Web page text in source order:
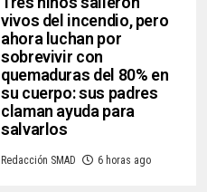
vivos del incendio, pero
ahora luchan por
sobrevivir con
quemaduras del 80% en
su cuerpo: sus padres
claman ayuda para
salvarlos
Redacción SMAD 6 horas ago